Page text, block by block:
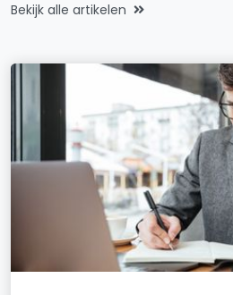
Bekijk alle artikelen